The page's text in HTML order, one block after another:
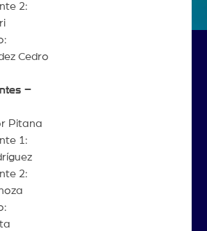
2:
Cedro
–
Pitana
1:
2: